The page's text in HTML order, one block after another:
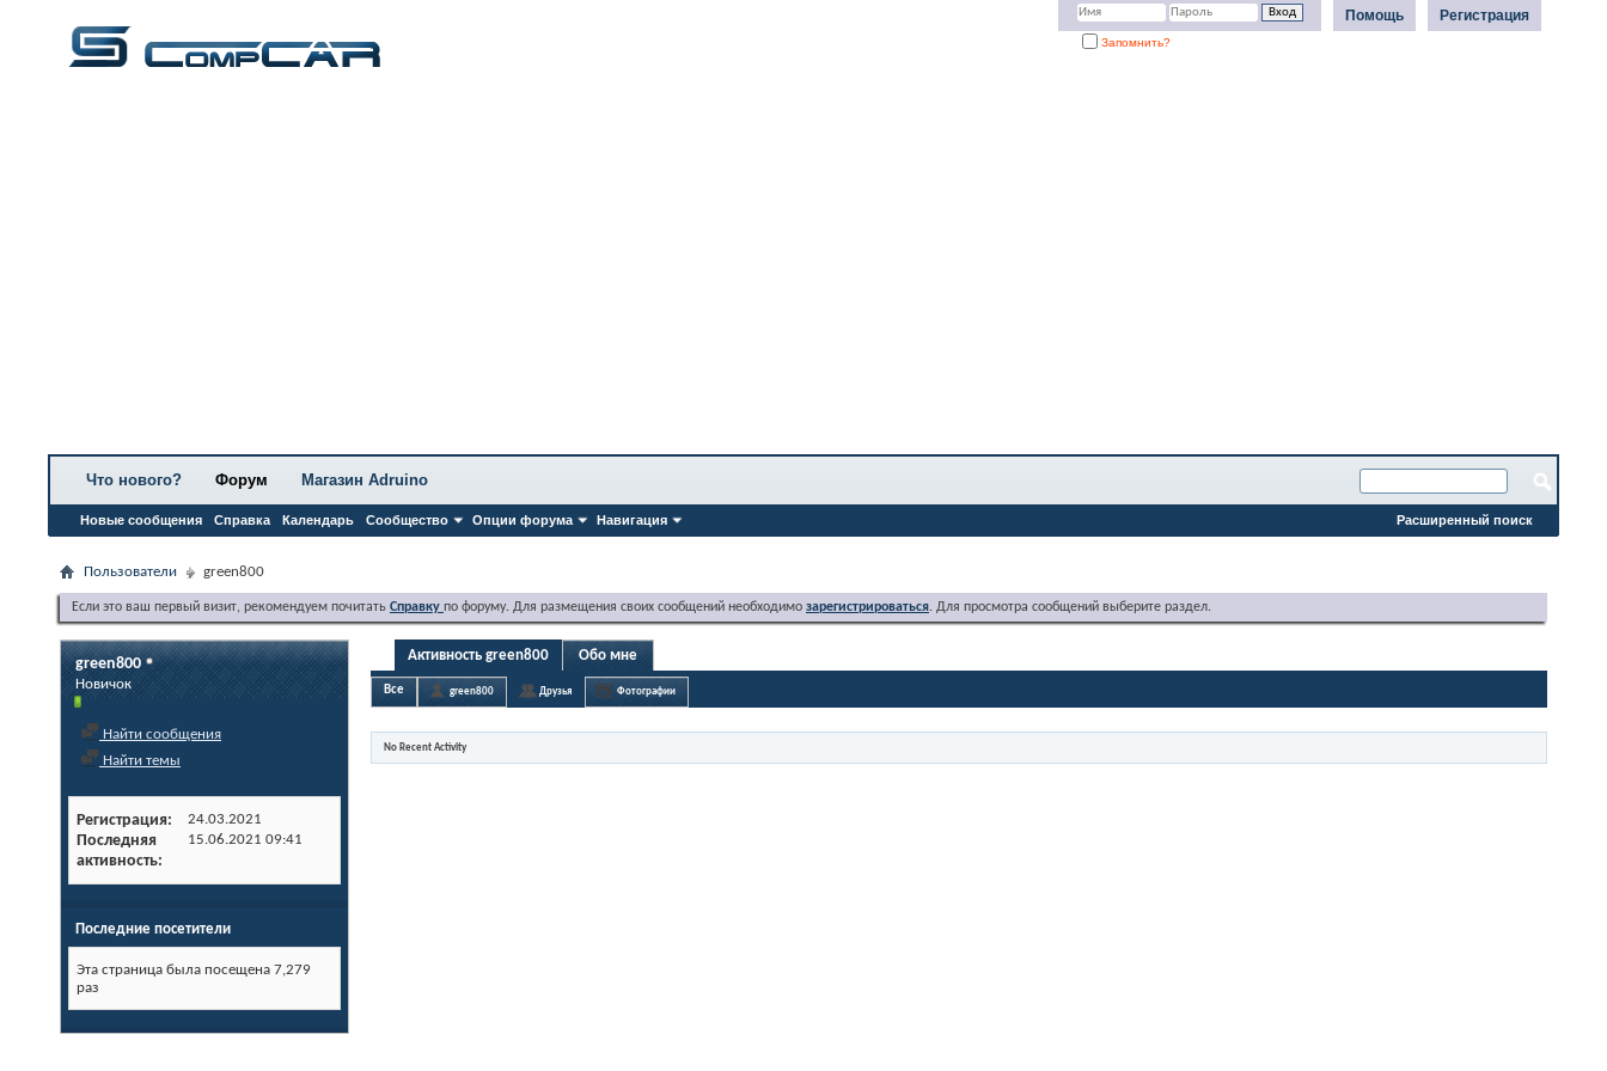
Регистрация
Помощь
Запомнить?
Что нового? Форум
Новые сообщения Справка Календарь Сообщество Опции форума Навигация
Магазин Adruino
Расширенный поиск
Пользователи green800
Если это ваш первый визит, рекомендуем почитать Справку по форуму. Для размещения своих сообщений необходимо зарегистрироваться. Для просмотра сообщений выберите раздел.
green800
Новичок
Найти сообщения
Найти темы
Регистрация 24.03.2021
Последняя
активность
15.06.2021 09:41
Последние посетители
Эта страница была посещена 7,279
раз
Активность green800 Обо мне
Все green800 Друзья Фотографии
No Recent Activity